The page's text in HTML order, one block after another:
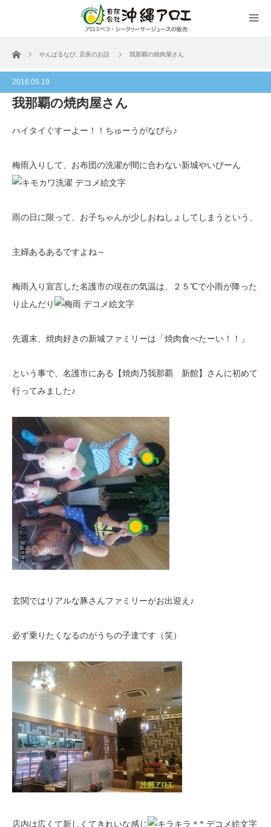
ホーム やんばるなび 店長のお話 我那覇の焼肉屋さん
2016.05.19
我那覇の焼肉屋さん
ハイタイぐすーよー！！ちゅーうがなびら♪
梅雨入りして、お布団の洗濯が間に合わない新城やいびーん
雨の日に限って、お子ちゃんが少しおねしょしてしまうという、
主婦あるあるですよね～
梅雨入り宣言した名護市の現在の気温は、２５℃で小雨が降った
り止んだり
先週末、焼肉好きの新城ファミリーは「焼肉食べたーい！！」
という事で、名護市にある【焼肉乃我那覇 新館】さんに初めて
行ってみました♪
玄関ではリアルな豚さんファミリーがお出迎え♪
必ず乗りたくなるのがうちの子達です（笑）
店内は広くて新しくてきれいな感じ